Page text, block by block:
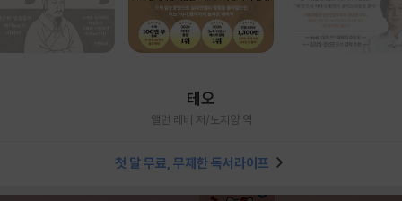
테오
앨런 레비 저/노지양 역
첫 달 무료, 무제한 독서라이프